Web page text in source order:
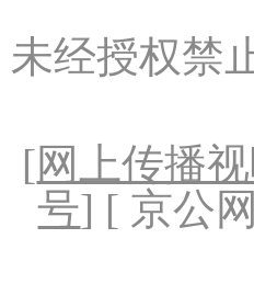
未经授权禁
[网上传播
号] [ 京公